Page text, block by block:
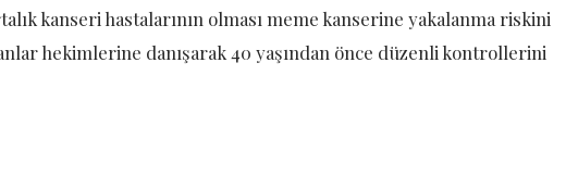
kanseri hastalarının olması meme kanserine yakalanma riskini
hekimlerine danışarak 40 yaşından önce düzenli kontrollerini